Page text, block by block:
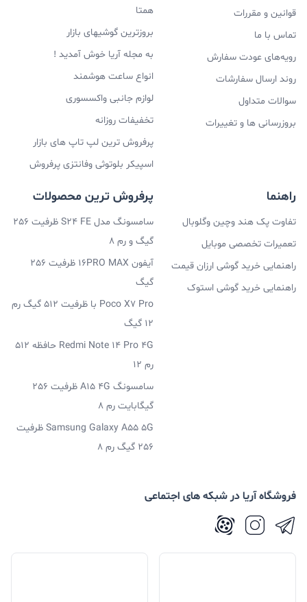
قوانین و مقررات
تماس با ما
رویه‌های عودت سفارش
روند ارسال سفارشات
سوالات متداول
بروزرسانی ها و تغییرات
همتا
بروزترین گوشیهای بازار
به مجله آریا خوش آمدید !
انواع ساعت هوشمند
لوازم جانبی واکسسوری
تخفیفات روزانه
پرفروش ترین لپ تاپ های بازار
اسپیکر بلوتوثی وفانتزی پرفروش
راهنما
تفاوت پک هند وچین وگلوبال
تعمیرات تخصصی موبایل
راهنمایی خرید گوشی ارزان قیمت
راهنمایی خرید گوشی استوک
پرفروش ترین محصولات
سامسونگ مدل S24 FE ظرفیت 256
گیگ و رم 8
آیفون 16PRO MAX ظرفیت 256
گیگ
Poco X7 Pro با ظرفیت 512 گیگ رم
12 گیگ
Redmi Note 14 Pro 4G حافظه 512
رم 12
سامسونگ A15 4G ظرفیت 256
گیگابایت رم 8
Samsung Galaxy A55 5G ظرفیت
256 گیگ رم 8
فروشگاه آریا در شبکه های اجتماعی